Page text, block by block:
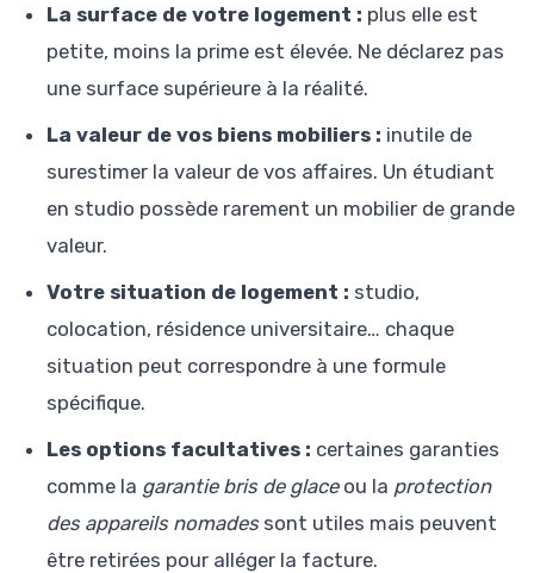
La surface de votre logement : plus elle est
petite, moins la prime est élevée. Ne déclarez pas
une surface supérieure à la réalité.
La valeur de vos biens mobiliers : inutile de
surestimer la valeur de vos affaires. Un étudiant
en studio possède rarement un mobilier de grande
valeur.
Votre situation de logement : studio,
colocation, résidence universitaire… chaque
situation peut correspondre à une formule
spécifique.
Les options facultatives : certaines garanties
comme la garantie bris de glaceou la protection
des appareils nomadessont utiles mais peuvent
être retirées pour alléger la facture.